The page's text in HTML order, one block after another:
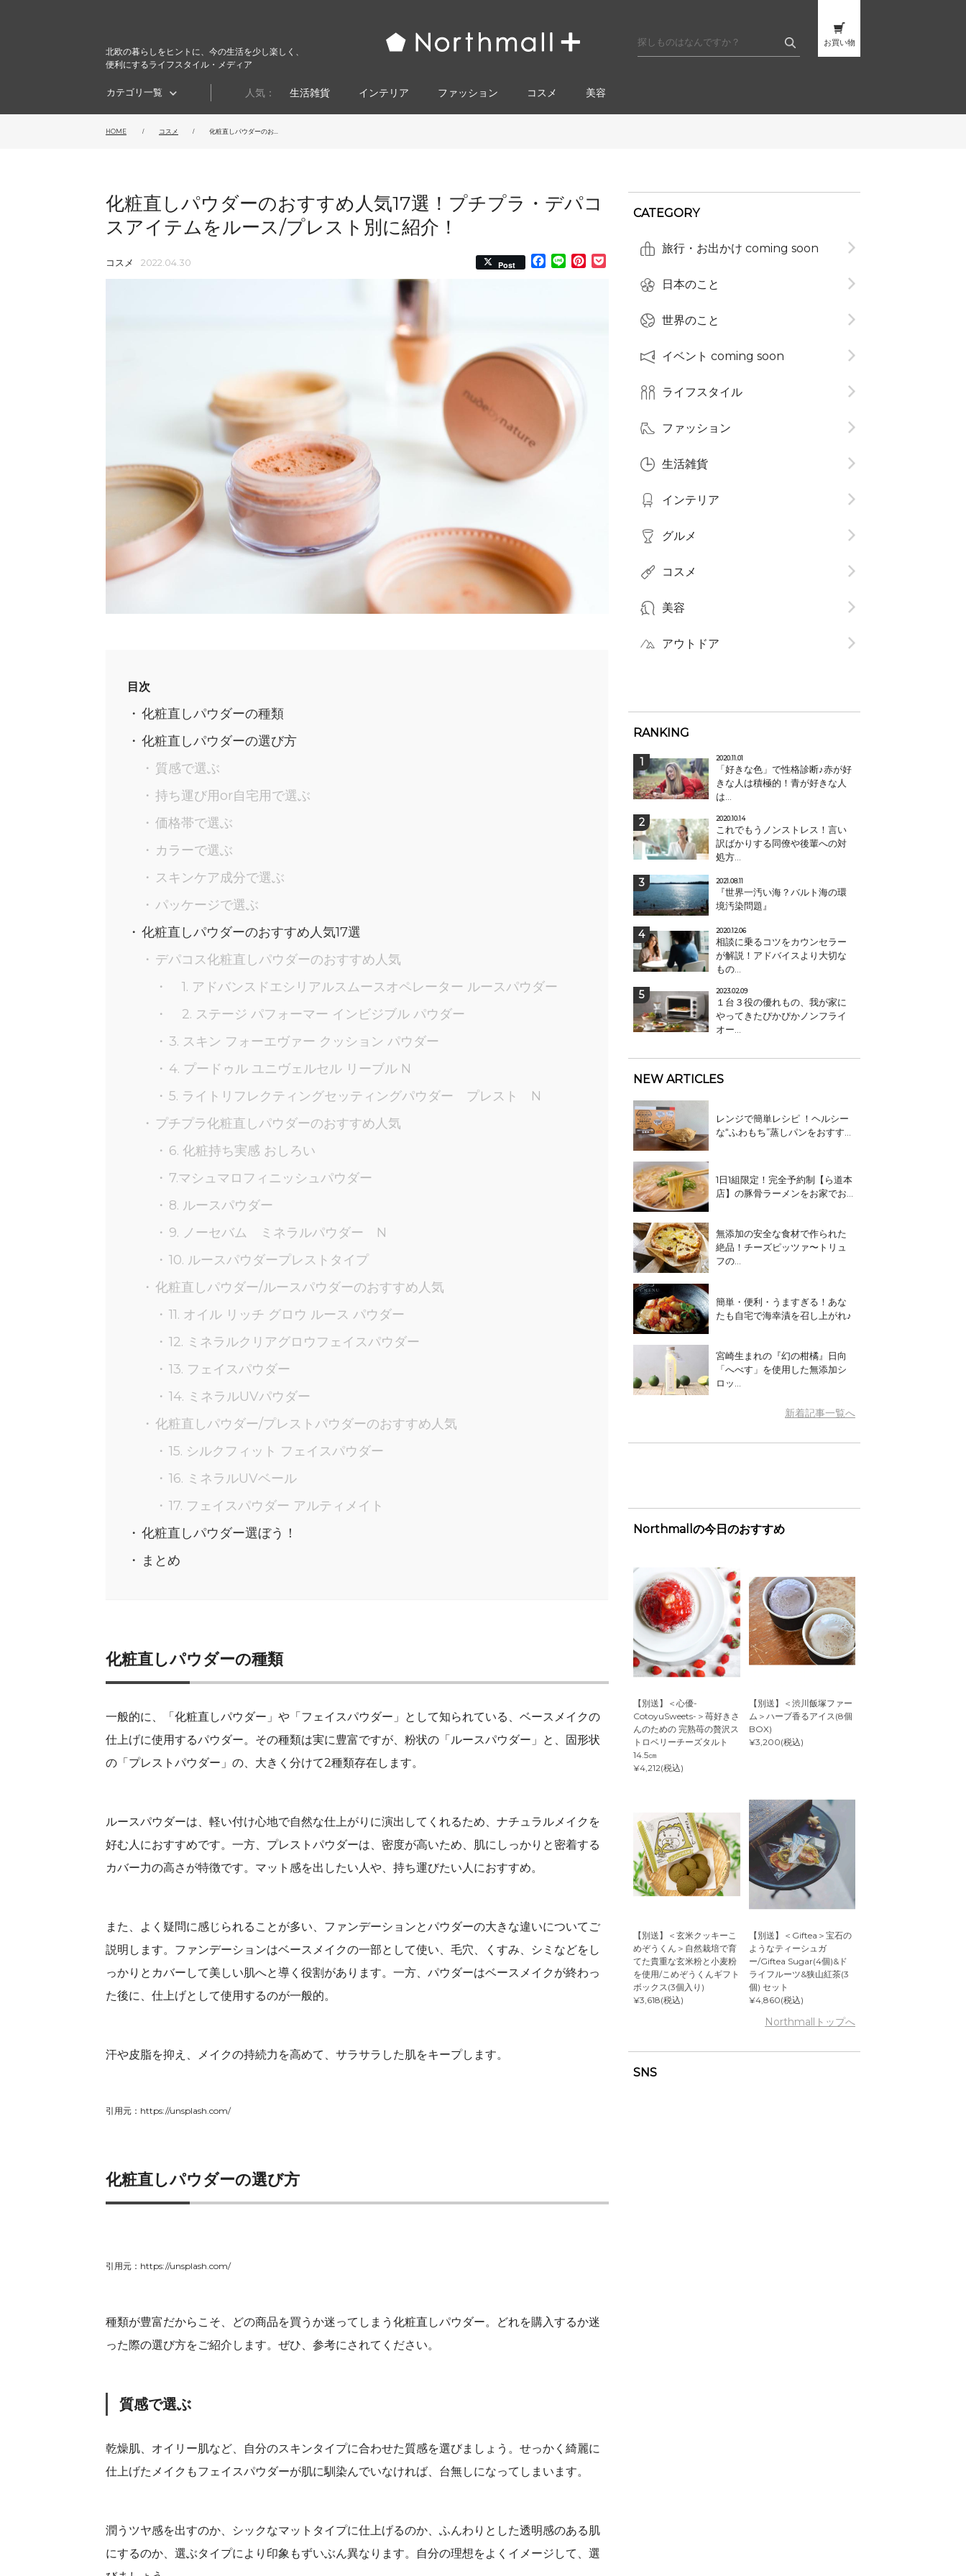
北欧の暮らしをヒントに、今の生活を少し楽しく、
便利にするライフスタイル・メディア
お買い物
カテゴリ一覧 人気： 生活雑貨 インテリア ファッション コスメ​ 美容
HOME コスメ​ 化粧直しパウダーのお...
化粧直しパウダーのおすすめ人気17選！プチプラ・デパコ
スアイテムをルース/プレスト別に紹介！
コスメ​ 2022.04.30 Post Facebook
Line Pinterest
Pocket
目次
化粧直しパウダーの種類
化粧直しパウダーの選び方
質感で選ぶ
持ち運び用or自宅用で選ぶ
価格帯で選ぶ
カラーで選ぶ
スキンケア成分で選ぶ
パッケージで選ぶ
化粧直しパウダーのおすすめ人気17選
デパコス化粧直しパウダーのおすすめ人気
1. アドバンスドエシリアルスムースオペレーター ルースパウダー
2. ステージ パフォーマー インビジブル パウダー
3. スキン フォーエヴァー クッション パウダー
4. プードゥル ユニヴェルセル リーブル N
5. ライトリフレクティングセッティングパウダー プレスト N
プチプラ化粧直しパウダーのおすすめ人気
6. 化粧持ち実感 おしろい
7.マシュマロフィニッシュパウダー
8. ルースパウダー
9. ノーセバム ミネラルパウダー N
10. ルースパウダープレストタイプ
化粧直しパウダー/ルースパウダーのおすすめ人気
11. オイル リッチ グロウ ルース パウダー
12. ミネラルクリアグロウフェイスパウダー
13. フェイスパウダー
14. ミネラルUVパウダー
化粧直しパウダー/プレストパウダーのおすすめ人気
15. シルクフィット フェイスパウダー
16. ミネラルUVベール
17. フェイスパウダー アルティメイト
化粧直しパウダー選ぼう！
まとめ
化粧直しパウダーの種類
一般的に、「化粧直しパウダー」や「フェイスパウダー」として知られている、ベースメイクの
仕上げに使用するパウダー。その種類は実に豊富ですが、粉状の「ルースパウダー」と、固形状
の「プレストパウダー」の、大きく分けて2種類存在します。
ルースパウダーは、軽い付け心地で自然な仕上がりに演出してくれるため、ナチュラルメイクを
好む人におすすめです。一方、プレストパウダーは、密度が高いため、肌にしっかりと密着する
カバー力の高さが特徴です。マット感を出したい人や、持ち運びたい人におすすめ。
また、よく疑問に感じられることが多い、ファンデーションとパウダーの大きな違いについてご
説明します。ファンデーションはベースメイクの一部として使い、毛穴、くすみ、シミなどをし
っかりとカバーして美しい肌へと導く役割があります。一方、パウダーはベースメイクが終わっ
た後に、仕上げとして使用するのが一般的。
汗や皮脂を抑え、メイクの持続力を高めて、サラサラした肌をキープします。
引用元：https://unsplash.com/
化粧直しパウダーの選び方
引用元：https://unsplash.com/
種類が豊富だからこそ、どの商品を買うか迷ってしまう化粧直しパウダー。どれを購入するか迷
った際の選び方をご紹介します。ぜひ、参考にされてください。
質感で選ぶ
乾燥肌、オイリー肌など、自分のスキンタイプに合わせた質感を選びましょう。せっかく綺麗に
仕上げたメイクもフェイスパウダーが肌に馴染んでいなければ、台無しになってしまいます。
潤うツヤ感を出すのか、シックなマットタイプに仕上げるのか、ふんわりとした透明感のある肌
にするのか、選ぶタイプにより印象もずいぶん異なります。自分の理想をよくイメージして、選
CATEGORY
旅行・お出かけ coming soon
日本のこと
世界のこと
イベント coming soon
ライフスタイル
ファッション
生活雑貨
インテリア
グルメ
コスメ​
美容
アウトドア
RANKING
2020.11.01
「好きな色」で性格診断♪赤が好
きな人は積極的！青が好きな人
は...
2020.10.14
これでもうノンストレス！言い
訳ばかりする同僚や後輩への対
処方...
2021.08.11
『世界一汚い海？バルト海の環
境汚染問題』
2020.12.06
相談に乗るコツをカウンセラー
が解説！アドバイスより大切な
もの...
2023.02.09
１台３役の優れもの、我が家に
やってきたぴかぴかノンフライ
オー...
NEW ARTICLES
レンジで簡単レシピ ！ヘルシー
な“ふわもち”蒸しパンをおすす...
1日1組限定！完全予約制【ら道本
店】の豚骨ラーメンをお家でお...
無添加の安全な食材で作られた
絶品！チーズピッツァ〜トリュ
フの...
簡単・便利・うますぎる！あな
たも自宅で海幸漬を召し上がれ♪
宮崎生まれの『幻の柑橘』日向
「へべす」を使用した無添加シ
ロッ...
新着記事一覧へ
Northmallの今日のおすすめ
【別送】＜心優-
CotoyuSweets-＞苺好きさ
んのための 完熟苺の贅沢ス
トロベリーチーズタルト
14.5㎝
¥4,212(税込)
【別送】＜渋川飯塚ファー
ム＞ハーブ香るアイス(8個
BOX)
¥3,200(税込)
【別送】＜玄米クッキーこ
めぞうくん＞自然栽培で育
てた貴重な玄米粉と小麦粉
を使用/こめぞうくんギフト
ボックス(3個入り)
¥3,618(税込)
【別送】＜Giftea＞宝石の
ようなティーシュガ
ー/Giftea Sugar(4個)&ド
ライフルーツ&狭山紅茶(3
個) セット
¥4,860(税込)
Northmallトップへ
SNS